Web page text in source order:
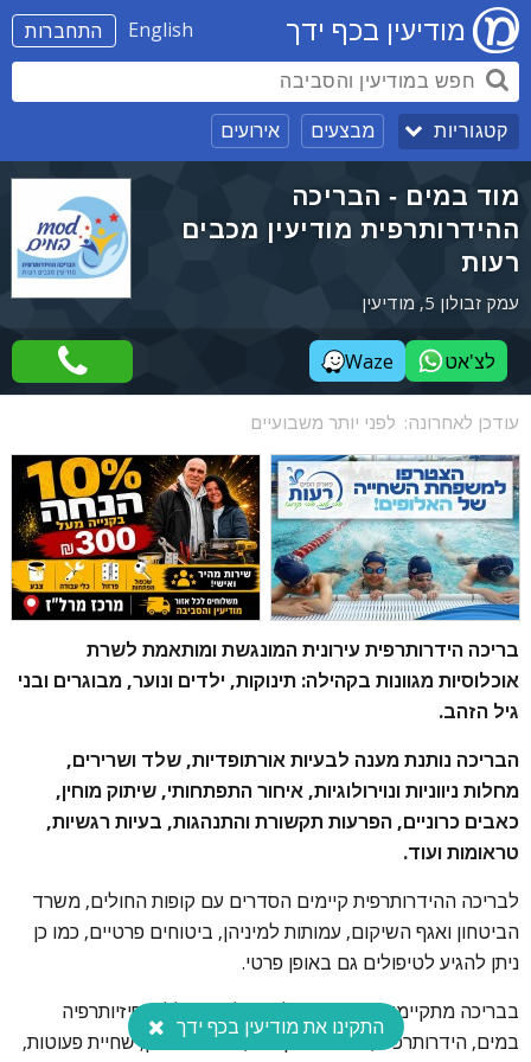
התחברות English מודיעין בכף ידך
קטגוריות מבצעים אירועים
מוד במים - הבריכה
ההידרותרפית מודיעין מכבים
רעות
עמק זבולון 5, מודיעין
לצ'אט Waze
עודכן לאחרונה: לפני יותר משבועיים
בריכה הידרותרפית עירונית המונגשת ומותאמת לשרת
אוכלוסיות מגוונות בקהילה: תינוקות, ילדים ונוער, מבוגרים ובני
גיל הזהב.
הבריכה נותנת מענה לבעיות אורתופדיות, שלד ושרירים,
מחלות ניווניות ונוירולוגיות, איחור התפתחותי, שיתוק מוחין,
כאבים כרוניים, הפרעות תקשורת והתנהגות, בעיות רגשיות,
טראומות ועוד.
לבריכה ההידרותרפית קיימים הסדרים עם קופות החולים, משרד
הביטחון ואגף השיקום, עמותות למיניהן, ביטוחים פרטיים, כמו כן
ניתן להגיע לטיפולים גם באופן פרטי.
בבריכה מתקיימים מגוון רב של טיפולים ובכללם: פיזיותרפיה
במים, הידרותרפיה, שחייה שיקומית, ריפוי בעיסוק, שחיית פעוטות,
התקינו את מודיעין בכף ידך